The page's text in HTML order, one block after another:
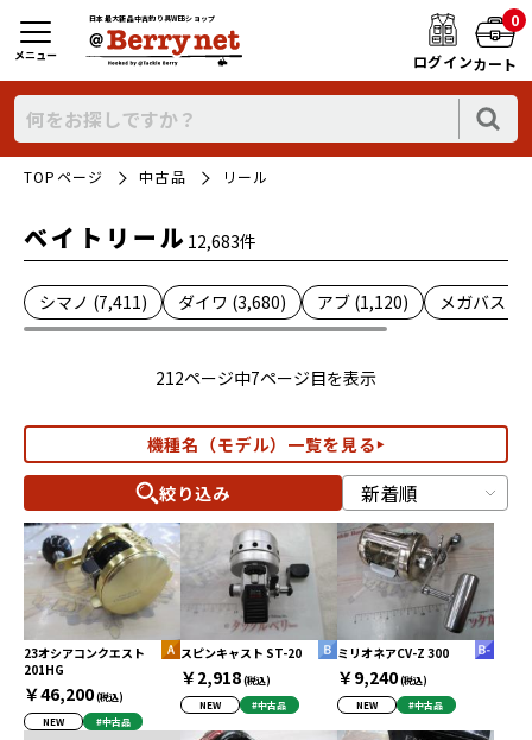
日本最大新品中古釣り具WEBショップ
ログイン
0
カート
メニュー
TOPページ 中古品 リール
ベイトリール 12,683件
シマノ (7,411) ダイワ (3,680) アブ (1,120) メガバス (1)
212ページ中7ページ目を表示
機種名（モデル）一覧を見る
絞り込み
23オシアコンクエスト
201HG
￥46,200(税込)
NEW
#中古品
スピンキャスト ST-20
￥2,918(税込)
NEW
#中古品
ミリオネアCV-Z 300
￥9,240(税込)
NEW
#中古品